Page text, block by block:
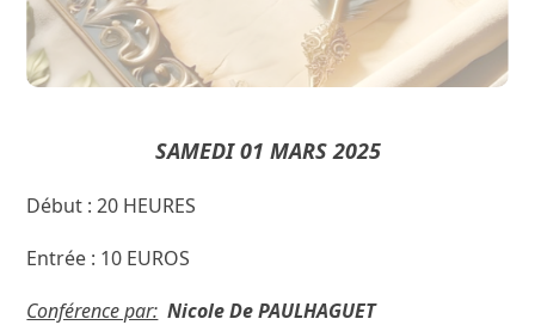
SAMEDI 01 MARS 2025
Début : 20 HEURES
Entrée : 10 EUROS
Conférence par: Nicole De PAULHAGUET